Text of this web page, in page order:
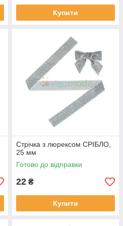
Купити
Стрічка з люрексом СРІБЛО,
25 мм
Готово до відправки
22 ₴
Купити